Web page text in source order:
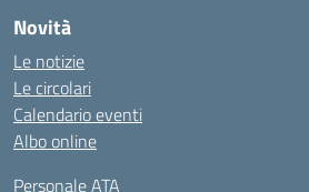
Novità
Le notizie
Le circolari
Calendario eventi
Albo online
Personale ATA